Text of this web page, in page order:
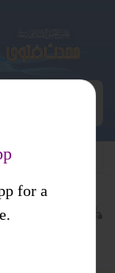
for a